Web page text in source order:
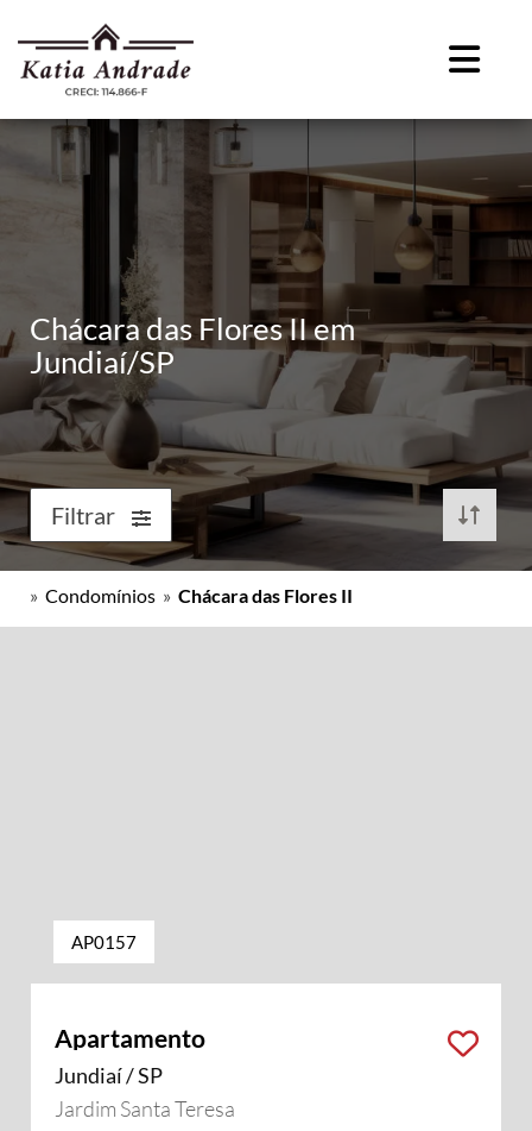
Chácara das Flores II em
Jundiaí/SP
Filtrar
» Condomínios » Chácara das Flores II
AP0157
Apartamento
Jundiaí / SP
Jardim Santa Teresa